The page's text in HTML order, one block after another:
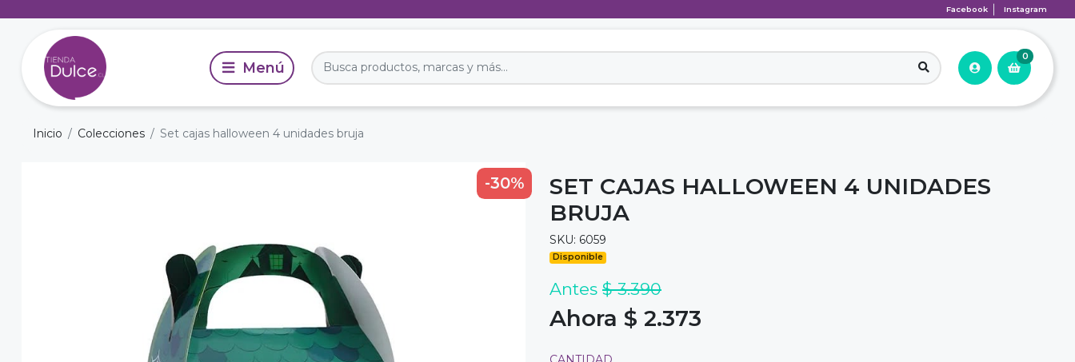
Facebook Instagram
0
Inicio Colecciones Set cajas halloween 4 unidades bruja
-30%
SET CAJAS HALLOWEEN 4 UNIDADES
BRUJA
SKU: 6059
Disponible
Antes $ 3.390
Ahora $ 2.373